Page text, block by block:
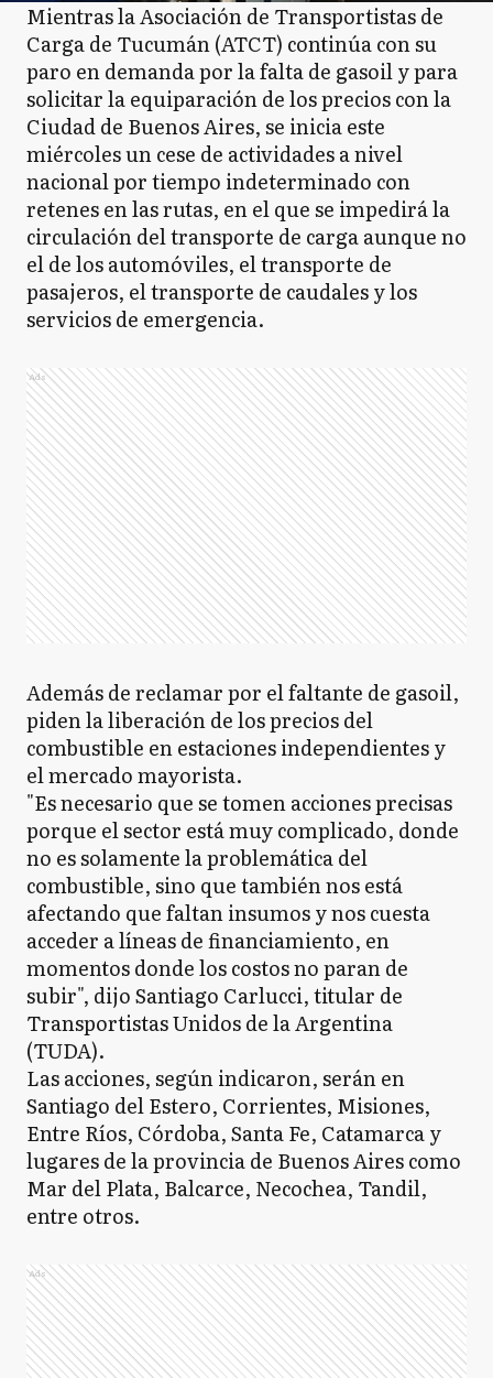
Mientras la Asociación de Transportistas de
Carga de Tucumán (ATCT) continúa con su
paro en demanda por la falta de gasoil y para
solicitar la equiparación de los precios con la
Ciudad de Buenos Aires, se inicia este
miércoles un cese de actividades a nivel
nacional por tiempo indeterminado con
retenes en las rutas, en el que se impedirá la
circulación del transporte de carga aunque no
el de los automóviles, el transporte de
pasajeros, el transporte de caudales y los
servicios de emergencia.
Ads
Además de reclamar por el faltante de gasoil,
piden la liberación de los precios del
combustible en estaciones independientes y
el mercado mayorista.
"Es necesario que se tomen acciones precisas
porque el sector está muy complicado, donde
no es solamente la problemática del
combustible, sino que también nos está
afectando que faltan insumos y nos cuesta
acceder a líneas de financiamiento, en
momentos donde los costos no paran de
subir", dijo Santiago Carlucci, titular de
Transportistas Unidos de la Argentina
(TUDA).
Las acciones, según indicaron, serán en
Santiago del Estero, Corrientes, Misiones,
Entre Ríos, Córdoba, Santa Fe, Catamarca y
lugares de la provincia de Buenos Aires como
Mar del Plata, Balcarce, Necochea, Tandil,
entre otros.
Ads